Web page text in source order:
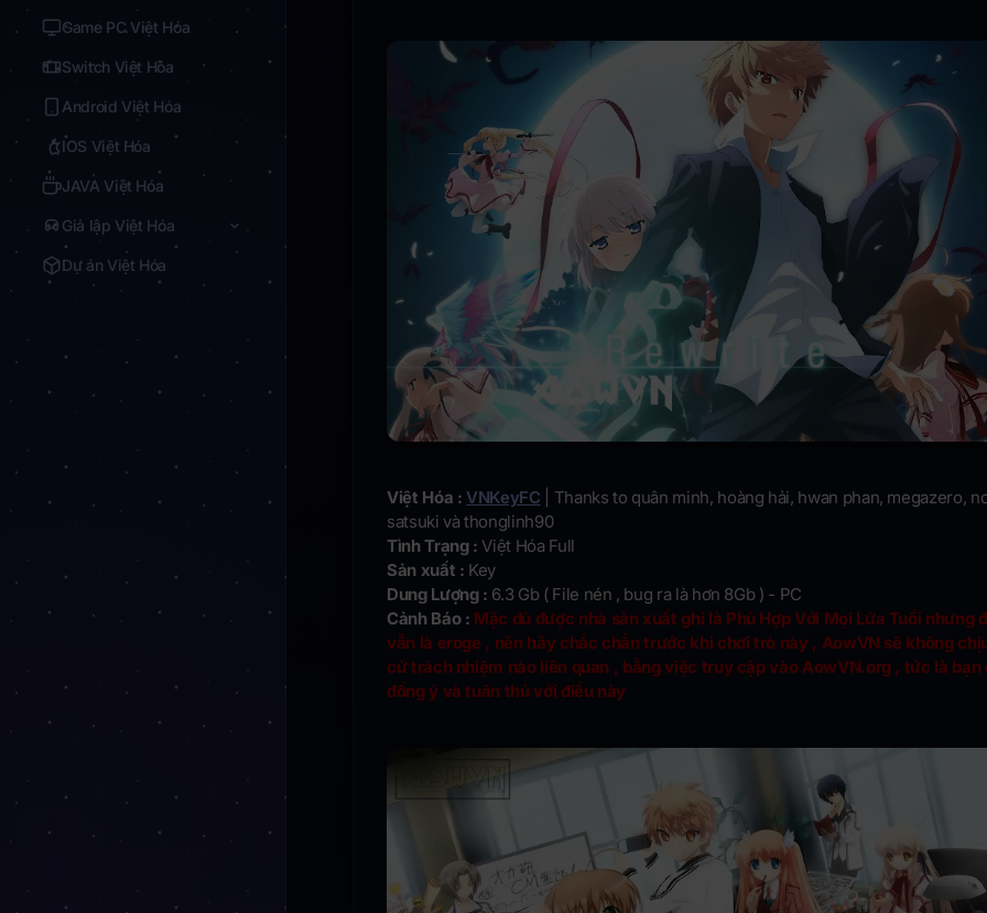
Game PC Việt Hóa
Switch Việt Hóa
Android Việt Hóa
IOS Việt Hóa
JAVA Việt Hóa
Giả lập Việt Hóa
Dự án Việt Hóa
Việt Hóa : VNKeyFC | Thanks to quân minh, hoàng hải, hwan phan, megazero,
satsuki và thonglinh90
Tình Trạng : Việt Hóa Full
Sản xuất : Key
Dung Lượng : 6.3 Gb ( File nén , bug ra là hơn 8Gb ) - PC
Cảnh Báo : Mặc dù được nhà sản xuất ghi là Phù Hợp Với Mọi Lứa Tuổi nhưng
vẫn là eroge , nên hãy chắc chắn trước khi chơi trò này , AowVN sẽ không
cứ trách nhiệm nào liên quan , bằng việc truy cập vào AowVN.org , tức là bạn
đồng ý và tuân thủ với điều này